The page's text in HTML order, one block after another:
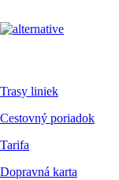
Trasy liniek
Cestovný poriadok
Tarifa
Dopravná karta